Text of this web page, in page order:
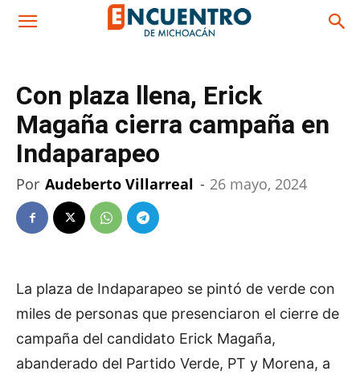
Con plaza llena, Erick
Magaña cierra campaña en
Indaparapeo
Por Audeberto Villarreal - 26 mayo, 2024
La plaza de Indaparapeo se pintó de verde con
miles de personas que presenciaron el cierre de
campaña del candidato Erick Magaña,
abanderado del Partido Verde, PT y Morena, a